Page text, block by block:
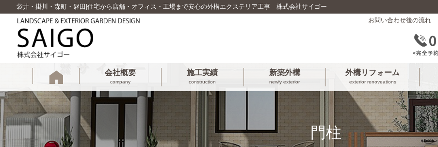
袋井・掛川・森町・磐田|住宅から店舗・オフィス・工場まで安心の外構エクステリア工事 株式会社サイゴー
お問い合わせ後の流れ
会社概要
company
施工実績
construction
新築外構
newly exterior
外構リフォーム
exterior renoveations
門柱